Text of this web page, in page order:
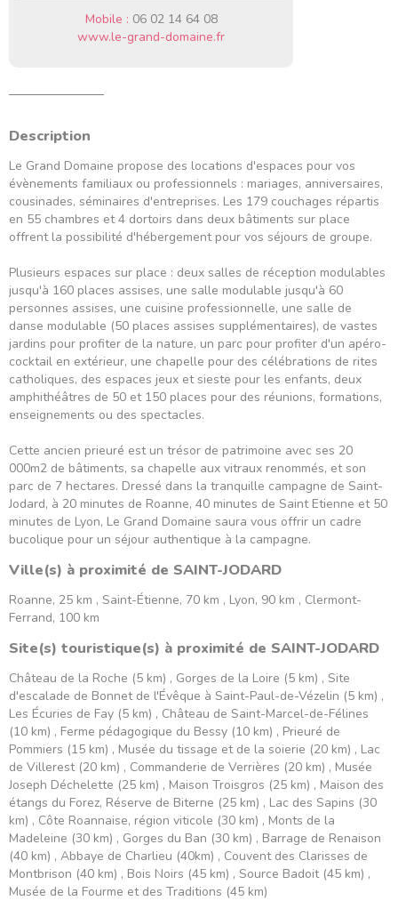
Mobile : 06 02 14 64 08
www.le-grand-domaine.fr
Description
Le Grand Domaine propose des locations d'espaces pour vos
évènements familiaux ou professionnels : mariages, anniversaires,
cousinades, séminaires d'entreprises. Les 179 couchages répartis
en 55 chambres et 4 dortoirs dans deux bâtiments sur place
offrent la possibilité d'hébergement pour vos séjours de groupe.
Plusieurs espaces sur place : deux salles de réception modulables
jusqu'à 160 places assises, une salle modulable jusqu'à 60
personnes assises, une cuisine professionnelle, une salle de
danse modulable (50 places assises supplémentaires), de vastes
jardins pour profiter de la nature, un parc pour profiter d'un apéro-
cocktail en extérieur, une chapelle pour des célébrations de rites
catholiques, des espaces jeux et sieste pour les enfants, deux
amphithéâtres de 50 et 150 places pour des réunions, formations,
enseignements ou des spectacles.
Cette ancien prieuré est un trésor de patrimoine avec ses 20
000m2 de bâtiments, sa chapelle aux vitraux renommés, et son
parc de 7 hectares. Dressé dans la tranquille campagne de Saint-
Jodard, à 20 minutes de Roanne, 40 minutes de Saint Etienne et 50
minutes de Lyon, Le Grand Domaine saura vous offrir un cadre
bucolique pour un séjour authentique à la campagne.
Ville(s) à proximité de SAINT-JODARD
Roanne, 25 km , Saint-Étienne, 70 km , Lyon, 90 km , Clermont-
Ferrand, 100 km
Site(s) touristique(s) à proximité de SAINT-JODARD
Château de la Roche (5 km) , Gorges de la Loire (5 km) , Site
d'escalade de Bonnet de l'Évêque à Saint-Paul-de-Vézelin (5 km) ,
Les Écuries de Fay (5 km) , Château de Saint-Marcel-de-Félines
(10 km) , Ferme pédagogique du Bessy (10 km) , Prieuré de
Pommiers (15 km) , Musée du tissage et de la soierie (20 km) , Lac
de Villerest (20 km) , Commanderie de Verrières (20 km) , Musée
Joseph Déchelette (25 km) , Maison Troisgros (25 km) , Maison des
étangs du Forez, Réserve de Biterne (25 km) , Lac des Sapins (30
km) , Côte Roannaise, région viticole (30 km) , Monts de la
Madeleine (30 km) , Gorges du Ban (30 km) , Barrage de Renaison
(40 km) , Abbaye de Charlieu (40km) , Couvent des Clarisses de
Montbrison (40 km) , Bois Noirs (45 km) , Source Badoit (45 km) ,
Musée de la Fourme et des Traditions (45 km)